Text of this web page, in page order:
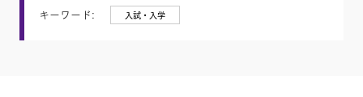
キーワード: 入試・入学